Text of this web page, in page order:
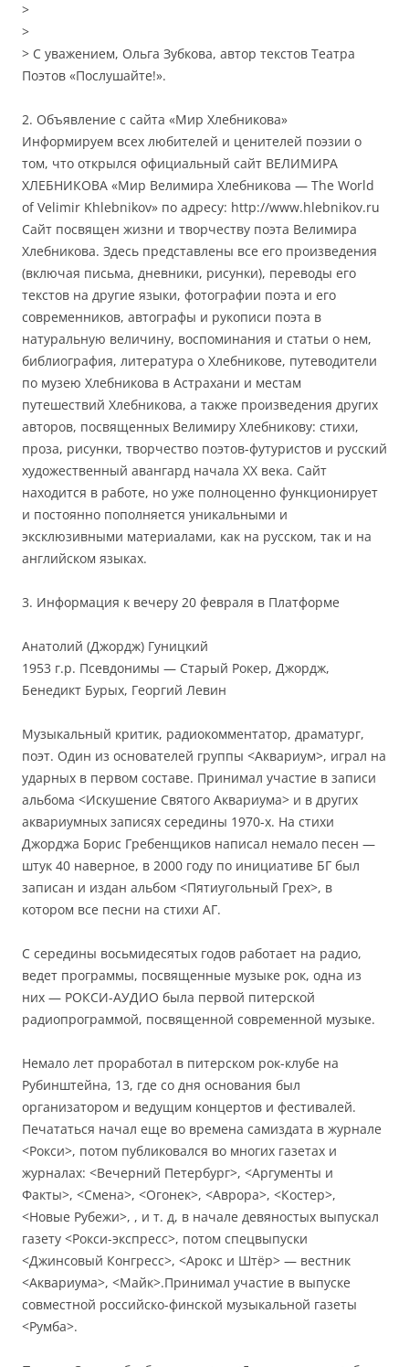
>
>
> С уважением, Ольга Зубкова, автор текстов Театра
Поэтов «Послушайте!».
2. Объявление с сайта «Мир Хлебникова»
Информируем всех любителей и ценителей поэзии о
том, что открылся официальный сайт ВЕЛИМИРА
ХЛЕБНИКОВА «Мир Велимира Хлебникова — The World
of Velimir Khlebnikov» по адресу: http://www.hlebnikov.ru
Cайт посвящен жизни и творчеству поэта Велимира
Хлебникова. Здесь представлены все его произведения
(включая письма, дневники, рисунки), переводы его
текстов на другие языки, фотографии поэта и его
современников, автографы и рукописи поэта в
натуральную величину, воспоминания и статьи о нем,
библиография, литература о Хлебникове, путеводители
по музею Хлебникова в Астрахани и местам
путешествий Хлебникова, а также произведения других
авторов, посвященных Велимиру Хлебникову: стихи,
проза, рисунки, творчество поэтов-футуристов и русский
художественный авангард начала ХХ века. Сайт
находится в работе, но уже полноценно функционирует
и постоянно пополняется уникальными и
эксклюзивными материалами, как на русском, так и на
английском языках.
3. Информация к вечеру 20 февраля в Платформе
Анатолий (Джордж) Гуницкий
1953 г.р. Псевдонимы — Старый Рокер, Джордж,
Бенедикт Бурых, Георгий Левин
Музыкальный критик, радиокомментатор, драматург,
поэт. Один из основателей группы <Аквариум>, играл на
ударных в первом составе. Принимал участие в записи
альбома <Искушение Святого Аквариума> и в других
аквариумных записях середины 1970-х. На стихи
Джорджа Борис Гребенщиков написал немало песен —
штук 40 наверное, в 2000 году по инициативе БГ был
записан и издан альбом <Пятиугольный Грех>, в
котором все песни на стихи АГ.
С середины восьмидесятых годов работает на радио,
ведет программы, посвященные музыке рок, одна из
них — РОКСИ-АУДИО была первой питерской
радиопрограммой, посвященной современной музыке.
Немало лет проработал в питерском рок-клубе на
Рубинштейна, 13, где со дня основания был
организатором и ведущим концертов и фестивалей.
Печататься начал еще во времена самиздата в журнале
<Рокси>, потом публиковался во многих газетах и
журналах: <Вечерний Петербург>, <Аргументы и
Факты>, <Смена>, <Огонек>, <Аврора>, <Костер>,
<Новые Рубежи>, , и т. д, в начале девяностых выпускал
газету <Рокси-экспресс>, потом спецвыпуски
<Джинсовый Конгресс>, <Арокс и Штёр> — вестник
<Аквариума>, <Майк>.Принимал участие в выпуске
совместной российско-финской музыкальной газеты
<Румба>.